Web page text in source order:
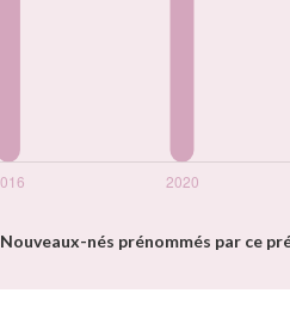
Nouveaux-nés prénommés par ce